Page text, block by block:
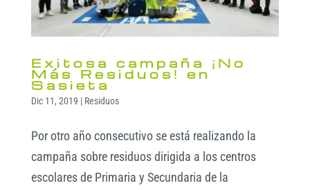
Exitosa campaña ¡No
Más Residuos! en
Sasieta
Dic 11, 2019 | Residuos
Por otro año consecutivo se está realizando la
campaña sobre residuos dirigida a los centros
escolares de Primaria y Secundaria de la